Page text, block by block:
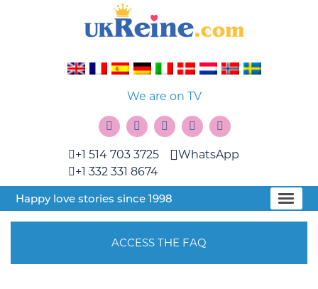
We are on TV
+1 514 703 3725
+1 332 331 8674
WhatsApp
Happy love stories since 1998
ACCESS THE FAQ